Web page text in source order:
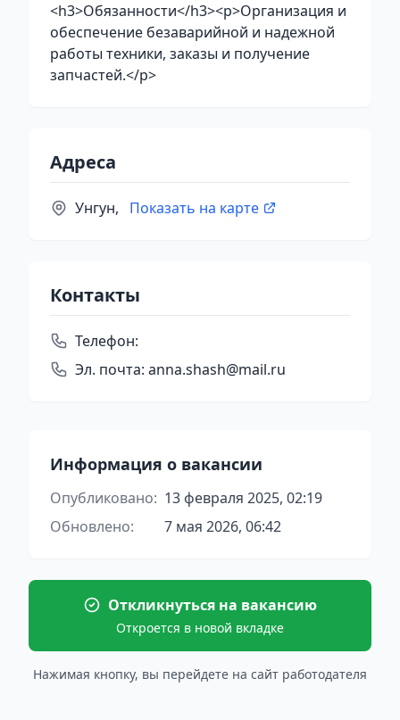
<h3>Обязанности</h3><p>Организация и
обеспечение безаварийной и надежной
работы техники, заказы и получение
запчастей.</p>
Адреса
Унгун, Показать на карте
Контакты
Телефон:
Эл. почта: anna.shash@mail.ru
Информация о вакансии
Опубликовано: 13 февраля 2025, 02:19
Обновлено:
7 мая 2026, 06:42
Откликнуться на вакансию
Откроется в новой вкладке
Нажимая кнопку, вы перейдете на сайт работодателя